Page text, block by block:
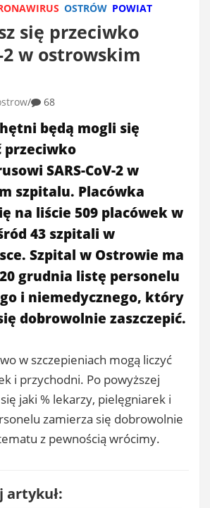
OSTRÓW POWIAT
się przeciwko
2 w ostrowskim
68
będą mogli się
przeciwko
SARS-CoV-2 w
szpitalu. Placówka
na liście 509 placówek w
43 szpitali w
Szpital w Ostrowie ma
grudnia listę personelu
i niemedycznego, który
dobrowolnie zaszczepić.
w szczepieniach mogą liczyć
i przychodni. Po powyższej
jaki % lekarzy, pielęgniarek i
zamierza się dobrowolnie
z pewnością wrócimy.
artykuł: